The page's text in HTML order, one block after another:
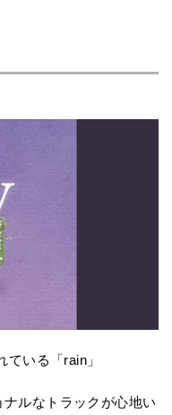
いる「rain」
ルなトラックが心地い